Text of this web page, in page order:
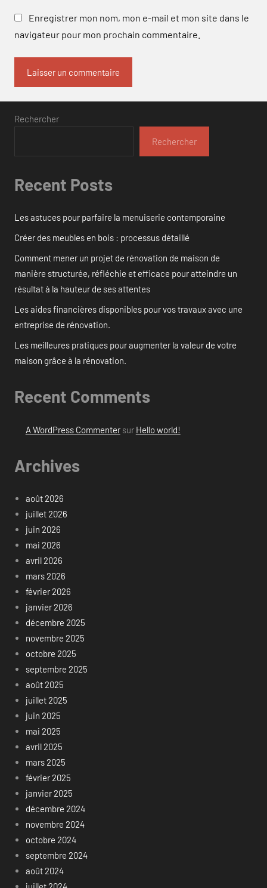
Enregistrer mon nom, mon e-mail et mon site dans le
navigateur pour mon prochain commentaire.
Rechercher
Rechercher
Recent Posts
Les astuces pour parfaire la menuiserie contemporaine
Créer des meubles en bois : processus détaillé
Comment mener un projet de rénovation de maison de
manière structurée, réfléchie et efficace pour atteindre un
résultat à la hauteur de ses attentes
Les aides financières disponibles pour vos travaux avec une
entreprise de rénovation.
Les meilleures pratiques pour augmenter la valeur de votre
maison grâce à la rénovation.
Recent Comments
A WordPress Commentersur Hello world!
Archives
août 2026
juillet 2026
juin 2026
mai 2026
avril 2026
mars 2026
février 2026
janvier 2026
décembre 2025
novembre 2025
octobre 2025
septembre 2025
août 2025
juillet 2025
juin 2025
mai 2025
avril 2025
mars 2025
février 2025
janvier 2025
décembre 2024
novembre 2024
octobre 2024
septembre 2024
août 2024